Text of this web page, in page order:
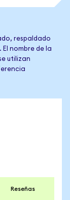
respaldado
nombre de la
utilizan
Reseñas